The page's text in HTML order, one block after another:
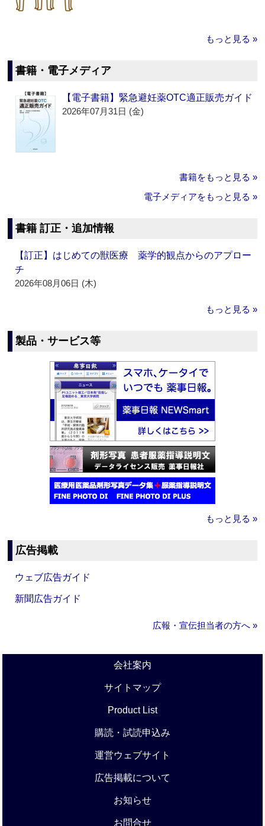
もっと見る »
書籍・電子メディア
【電子書籍】緊急避妊薬OTC適正販売ガイド
2026年07月31日 (金)
書籍をもっと見る »
電子メディアをもっと見る »
書籍 訂正・追加情報
【訂正】はじめての獣医療 薬学的観点からのアプロー
チ
2026年08月06日 (木)
もっと見る »
製品・サービス等
もっと見る »
広告掲載
ウェブ広告ガイド
新聞広告ガイド
広報・宣伝担当者の方へ »
会社案内
サイトマップ
Product List
購読・試読申込み
運営ウェブサイト
広告掲載について
お知らせ
お問合せ